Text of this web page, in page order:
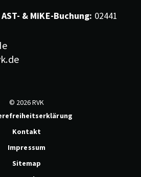
& MiKE-Buchung: 02441
© 2026 RVK
Kontakt
Impressum
Sitemap